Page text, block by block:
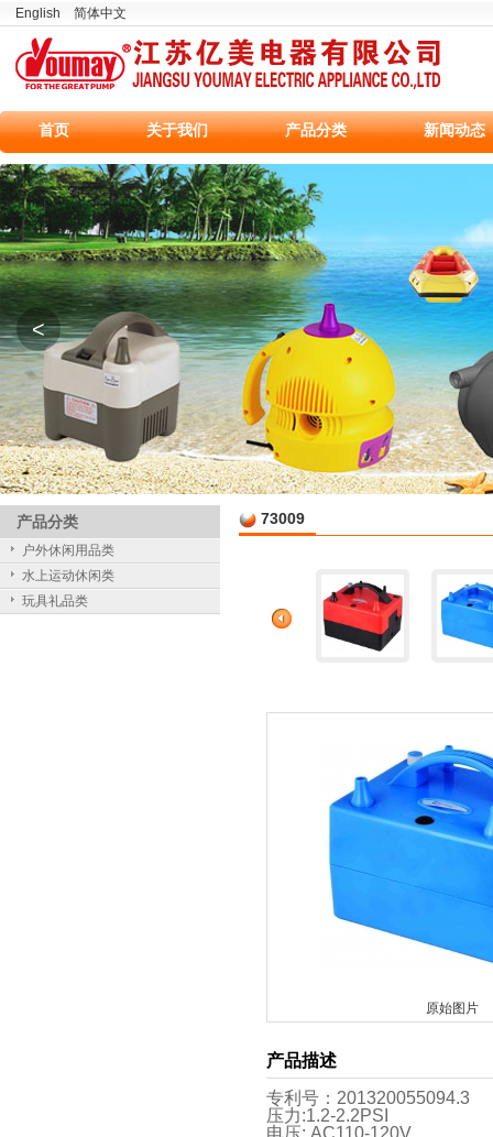
English 简体中文
首页 关于我们 产品分类 新闻动态
<
73009
原始图片
产品描述
专利号：201320055094.3
压力:1.2-2.2PSI
电压: AC110-120V
产品分类
户外休闲用品类
水上运动休闲类
玩具礼品类